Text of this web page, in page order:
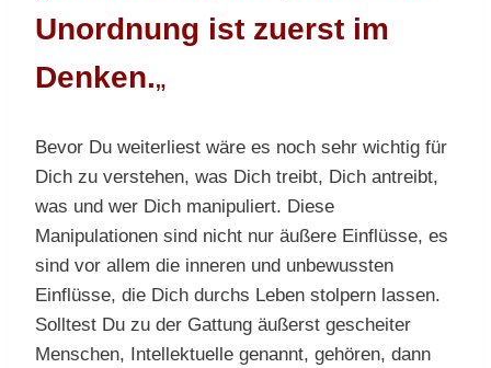
Unordnung ist zuerst im
Denken.„
Bevor Du weiterliest wäre es noch sehr wichtig für
Dich zu verstehen, was Dich treibt, Dich antreibt,
was und wer Dich manipuliert. Diese
Manipulationen sind nicht nur äußere Einflüsse, es
sind vor allem die inneren und unbewussten
Einflüsse, die Dich durchs Leben stolpern lassen.
Solltest Du zu der Gattung äußerst gescheiter
Menschen, Intellektuelle genannt, gehören, dann